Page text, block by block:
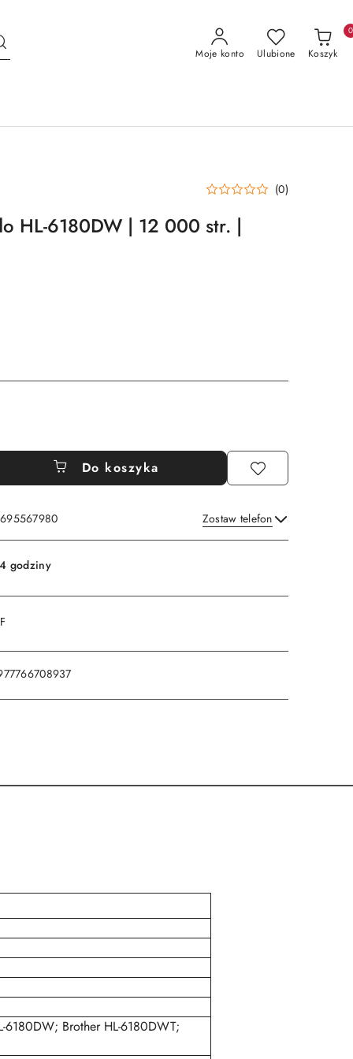
Moje konto Ulubione Koszyk
0
(0)
HL-6180DW | 12 000 str. |
Do koszyka
Zostaw telefon
Wyślij
godziny
6180DW; Brother HL-6180DWT;